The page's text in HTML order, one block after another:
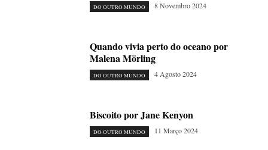
DO OUTRO MUNDO 8 Novembro 2024
Quando vivia perto do oceano por
Malena Mörling
DO OUTRO MUNDO 4 Agosto 2024
Biscoito por Jane Kenyon
DO OUTRO MUNDO 11 Março 2024